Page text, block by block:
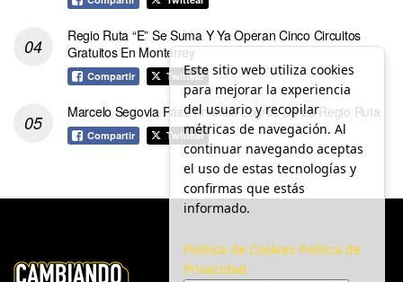
Regio Ruta “E” Se Suma Y Ya Operan Cinco Circuitos
Gratuitos En Monterrey
Compartir Twittear
Marcelo Segovia Páez Anuncia Logros De La Regio Ruta
Compartir Twittear
Este sitio web utiliza cookies
para mejorar la experiencia
del usuario y recopilar
métricas de navegación. Al
continuar navegando aceptas
el uso de estas tecnologías y
confirmas que estás
informado.
Política de Cookies Política de
Privacidad